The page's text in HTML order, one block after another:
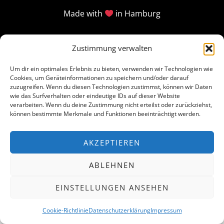
Zustimmung verwalten
Um dir ein optimales Erlebnis zu bieten, verwenden wir Technologien wie
Cookies, um Geräteinformationen zu speichern und/oder darauf
zuzugreifen. Wenn du diesen Technologien zustimmst, können wir Daten
wie das Surfverhalten oder eindeutige IDs auf dieser Website
verarbeiten. Wenn du deine Zustimmung nicht erteilst oder zurückziehst,
können bestimmte Merkmale und Funktionen beeinträchtigt werden.
AKZEPTIEREN
ABLEHNEN
EINSTELLUNGEN ANSEHEN
Cookie-RichtlinieDatenschutzerklärungImpressum
Made with in Hamburg